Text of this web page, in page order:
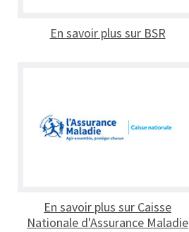
En savoir plus sur BSR
En savoir plus sur Caisse
Nationale d'Assurance Maladie